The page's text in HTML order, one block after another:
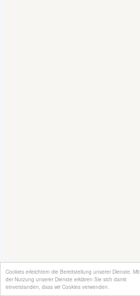
Cookies erleichtern die Bereitstellung unserer Dienste. Mit
der Nutzung unserer Dienste erklären Sie sich damit
einverstanden, dass wir Cookies verwenden.